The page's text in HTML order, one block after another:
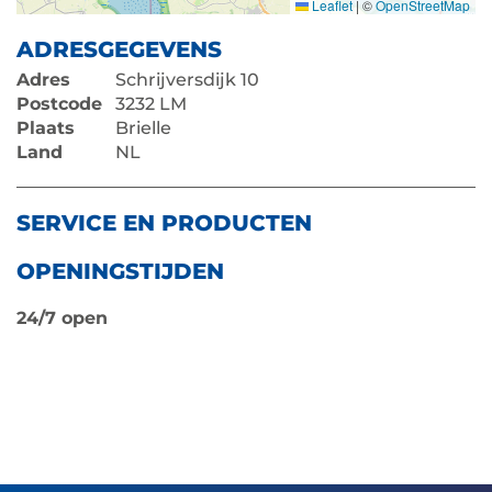
Leaflet | ©OpenStreetMap
ADRESGEGEVENS
Adres
Schrijversdijk 10
Postcode
3232 LM
Plaats
Brielle
Land
NL
SERVICE EN PRODUCTEN
OPENINGSTIJDEN
24/7 open